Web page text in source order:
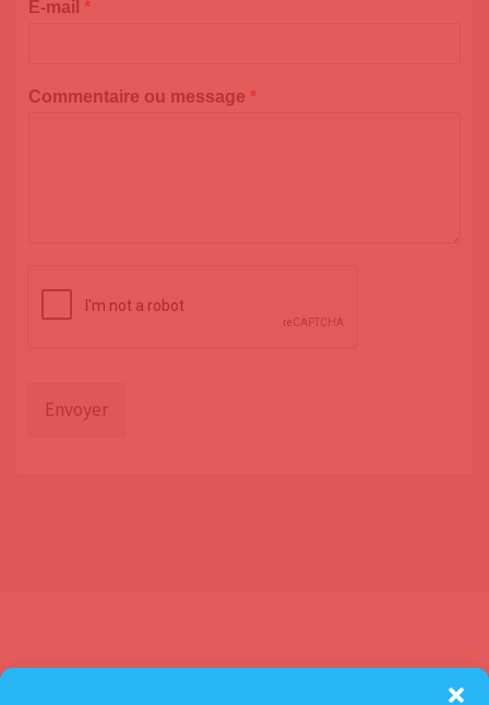
E-mail *
Commentaire ou message *
Envoyer